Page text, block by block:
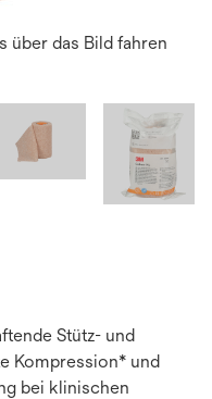
über das Bild fahren
Stütz- und
Kompression* und
bei klinischen